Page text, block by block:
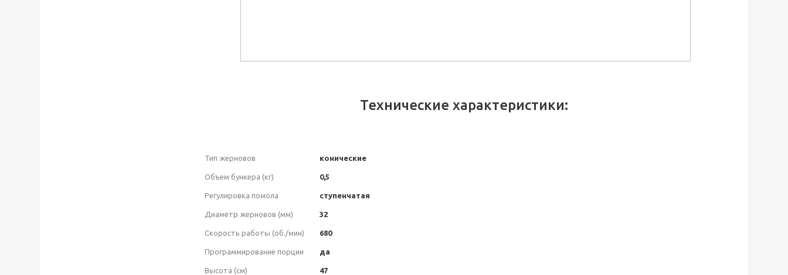
Технические характеристики:
Тип жерновов конические
Объем бункера (кг) 0,5
Регулировка помола ступенчатая
Диаметр жерновов (мм) 32
Скорость работы (об./мин) 680
Программирование порции да
Высота (см) 47